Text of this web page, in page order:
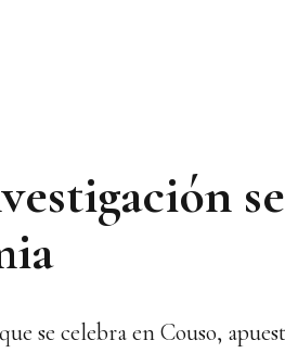
se celebra en Couso,